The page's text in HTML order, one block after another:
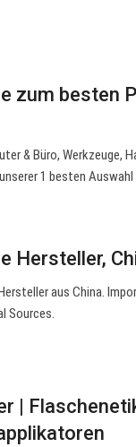
zum besten
& Büro, Werkzeuge,
1 besten
Hersteller,
aus China.
Sources.
|